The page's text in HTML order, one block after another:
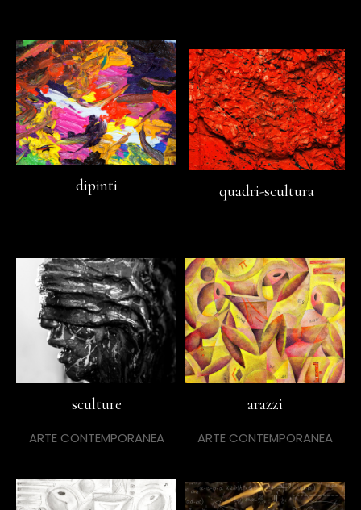
dipinti quadri-scultura
sculture
ARTE CONTEMPORANEA
arazzi
ARTE CONTEMPORANEA